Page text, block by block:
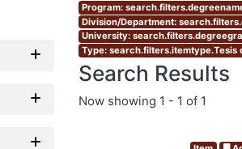
Program:
Division/Department:
University:
Type: search.filters.itemtype.Tesis
Search Results
Now showing 1 - 1 of 1